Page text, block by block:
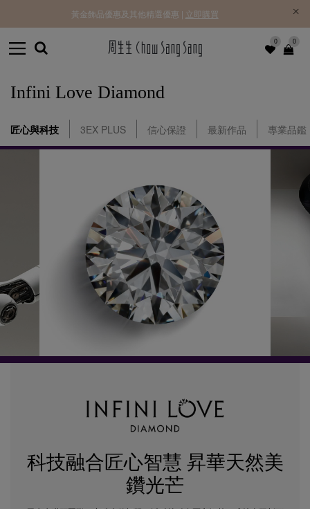
0 0
黃金飾品優惠及其他精選優惠 | 立即購買
Infini Love Diamond
匠心與科技 3EX PLUS 信心保證 最新作品 專業品鑑
科技融合匠心智慧 昇華天然美
鑽光芒